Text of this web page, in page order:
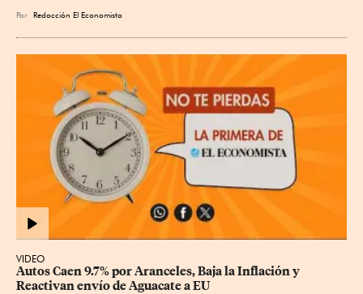
Por Redacción El Economista
VIDEO
Autos Caen 9.7% por Aranceles, Baja la Inflación y
Reactivan envío de Aguacate a EU